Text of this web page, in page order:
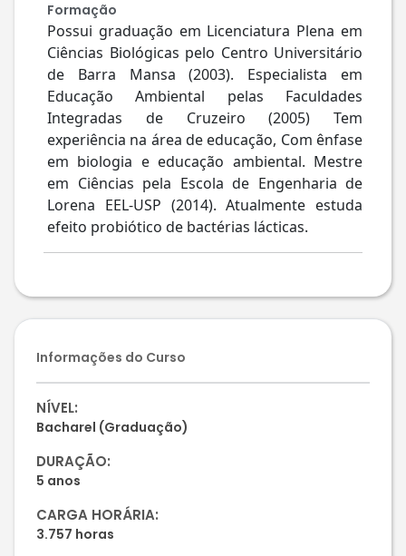
Formação
Possui graduação em Licenciatura Plena em
Ciências Biológicas pelo Centro Universitário
de Barra Mansa (2003). Especialista em
Educação Ambiental pelas Faculdades
Integradas de Cruzeiro (2005) Tem
experiência na área de educação, Com ênfase
em biologia e educação ambiental. Mestre
em Ciências pela Escola de Engenharia de
Lorena EEL-USP (2014). Atualmente estuda
efeito probiótico de bactérias lácticas.
Informações do Curso
NÍVEL:
Bacharel (Graduação)
DURAÇÃO:
5 anos
CARGA HORÁRIA:
3.757 horas